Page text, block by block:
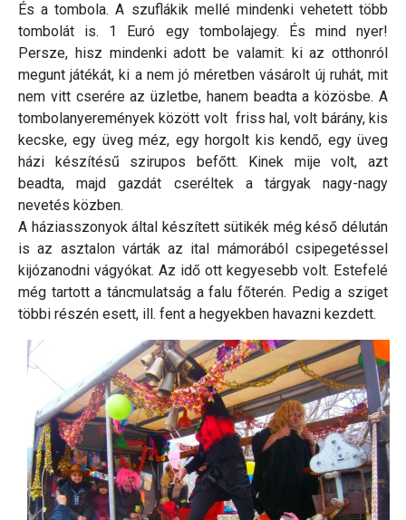
És a tombola. A szuflákik mellé mindenki vehetett több
tombolát is. 1 Euró egy tombolajegy. És mind nyer!
Persze, hisz mindenki adott be valamit: ki az otthonról
megunt játékát, ki a nem jó méretben vásárolt új ruhát, mit
nem vitt cserére az üzletbe, hanem beadta a közösbe. A
tombolanyeremények között volt friss hal, volt bárány, kis
kecske, egy üveg méz, egy horgolt kis kendő, egy üveg
házi készítésű szirupos befőtt. Kinek mije volt, azt
beadta, majd gazdát cseréltek a tárgyak nagy-nagy
nevetés közben.
A háziasszonyok által készített sütikék még késő délután
is az asztalon várták az ital mámorából csipegetéssel
kijózanodni vágyókat. Az idő ott kegyesebb volt. Estefelé
még tartott a táncmulatság a falu főterén. Pedig a sziget
többi részén esett, ill. fent a hegyekben havazni kezdett.